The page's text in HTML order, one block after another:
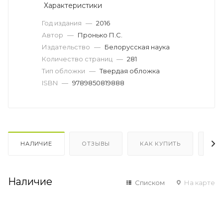
Характеристики
Год издания — 2016
Автор — Пронько П.С.
Издательство — Белорусская наука
Количество страниц — 281
Тип обложки — Твердая обложка
ISBN — 9789850819888
НАЛИЧИЕ ОТЗЫВЫ КАК КУПИТЬ
Наличие Списком На карте